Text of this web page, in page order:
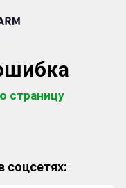
страницу
соцсетях: